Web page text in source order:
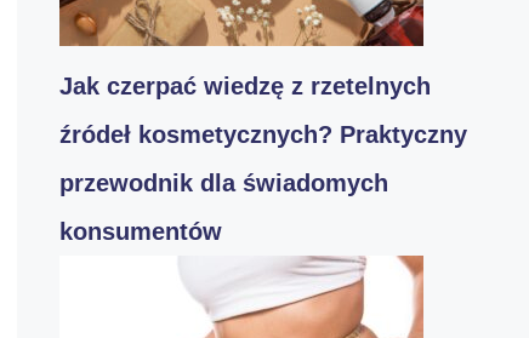
Jak czerpać wiedzę z rzetelnych
źródeł kosmetycznych? Praktyczny
przewodnik dla świadomych
konsumentów